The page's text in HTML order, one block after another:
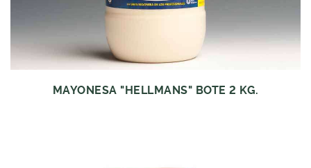
MAYONESA "HELLMANS" BOTE 2 KG.